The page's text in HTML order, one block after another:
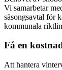
Vi samarbetar
säsongsavtal för
kommunala
Få en
Att hantera